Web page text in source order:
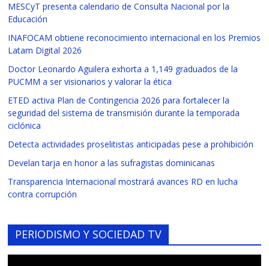
MESCyT presenta calendario de Consulta Nacional por la
Educación
INAFOCAM obtiene reconocimiento internacional en los Premios
Latam Digital 2026
Doctor Leonardo Aguilera exhorta a 1,149 graduados de la
PUCMM a ser visionarios y valorar la ética
ETED activa Plan de Contingencia 2026 para fortalecer la
seguridad del sistema de transmisión durante la temporada
ciclónica
Detecta actividades proselitistas anticipadas pese a prohibición
Develan tarja en honor a las sufragistas dominicanas
Transparencia Internacional mostrará avances RD en lucha
contra corrupción
PERIODISMO Y SOCIEDAD TV